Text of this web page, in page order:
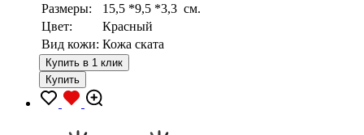
Размеры:
15,5 *9,5 *3,3 см.
Цвет:
Красный
Вид кожи: Кожа ската
Купить в 1 клик
Купить